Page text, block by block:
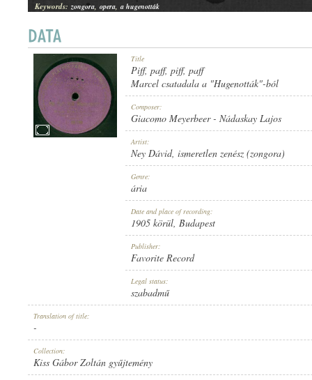
ÁRIA
FAVORITE RECORD
1-25539
Keywords: zongora opera a hugenották
Title
Piff, paff, piff, paff
Marcel csatadala a "Hugenották"-ból
Composer:
Giacomo Meyerbeer- Nádaskay Lajos
Artist:
Ney Dávid, ismeretlen zenész (zongora)
Genre:
ária
Date and place of recording:
1905 körül, Budapest
Publisher:
Favorite Record
Legal status:
szabadmű
Translation of title:
-
Collection:
Kiss Gábor Zoltán gyűjtemény